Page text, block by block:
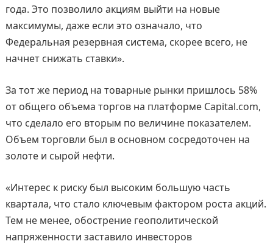
года. Это позволило акциям выйти на новые
максимумы, даже если это означало, что
Федеральная резервная система, скорее всего, не
начнет снижать ставки».
За тот же период на товарные рынки пришлось 58%
от общего объема торгов на платформе Capital.com,
что сделало его вторым по величине показателем.
Объем торговли был в основном сосредоточен на
золоте и сырой нефти.
«Интерес к риску был высоким большую часть
квартала, что стало ключевым фактором роста акций.
Тем не менее, обострение геополитической
напряженности заставило инвесторов